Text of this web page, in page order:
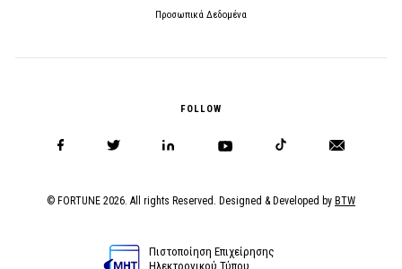
Προσωπικά Δεδομένα
FOLLOW
© FORTUNE 2026. All rights Reserved. Designed & Developed by BTW
Πιστοποίηση Επιχείρησης
Ηλεκτρονικού Τύπου